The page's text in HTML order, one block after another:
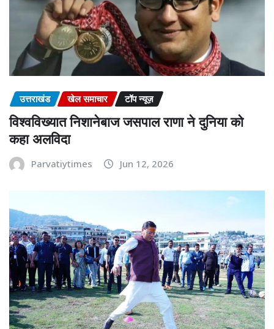
उत्तराखंड खेल समाचार टॉप न्यूज़
विश्वविख्यात निशानेबाज जसपाल राणा ने दुनिया को
कहा अलविदा
Parvatiytimes Jun 12, 2026